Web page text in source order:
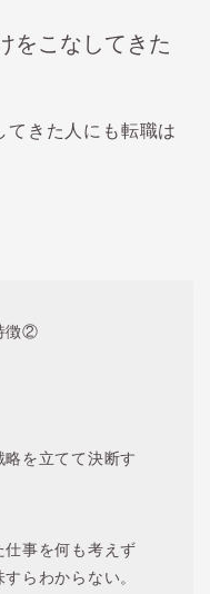
をこなしてきた
てきた人にも転職は
徴②
を立てて決断す
事を何も考えず
らわからない。